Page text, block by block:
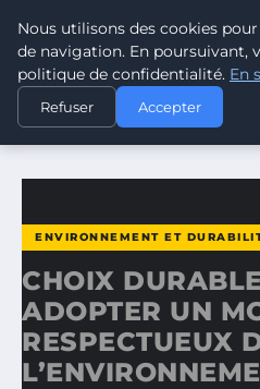
CLIMATE
ACCUEIL
ENVIRONNEMENT ET
CHOIX DURABLE : COMMENT
ENVIRONNEMENT ET
CHOIX
ADOPTER UN
RESPECTUEUX
Nous utilisons des cookies
de navigation. En poursuivant,
politique de confidentialité. En
Refuser Accepter